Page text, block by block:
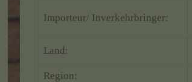
Importeur/ Inverkehrbringer:
Land:
Region: